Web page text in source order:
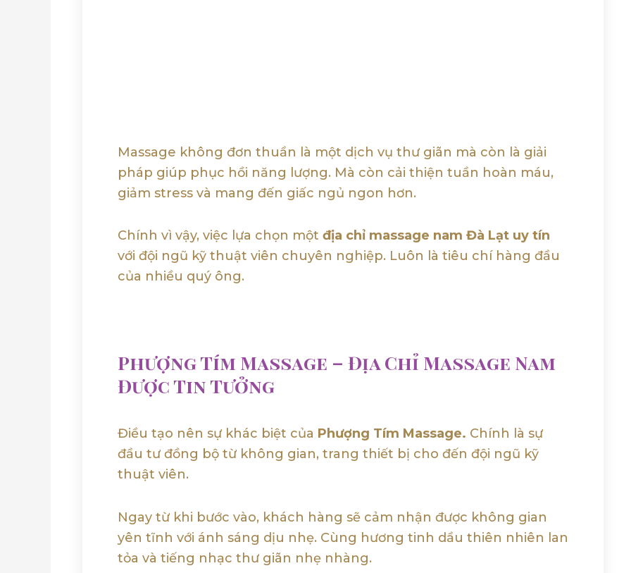
Massage không đơn thuần là một dịch vụ thư giãn mà còn là giải
pháp giúp phục hồi năng lượng. Mà còn cải thiện tuần hoàn máu,
giảm stress và mang đến giấc ngủ ngon hơn.
Chính vì vậy, việc lựa chọn một địa chỉ massage nam Đà Lạt uy tín
với đội ngũ kỹ thuật viên chuyên nghiệp. Luôn là tiêu chí hàng đầu
của nhiều quý ông.
Phượng Tím Massage – Địa Chỉ Massage Nam
Được Tin Tưởng
Điều tạo nên sự khác biệt của Phượng Tím Massage. Chính là sự
đầu tư đồng bộ từ không gian, trang thiết bị cho đến đội ngũ kỹ
thuật viên.
Ngay từ khi bước vào, khách hàng sẽ cảm nhận được không gian
yên tĩnh với ánh sáng dịu nhẹ. Cùng hương tinh dầu thiên nhiên lan
tỏa và tiếng nhạc thư giãn nhẹ nhàng.